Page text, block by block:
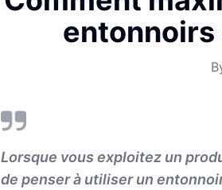
entonnoirs
Lorsque vous exploitez un
de penser à utiliser un